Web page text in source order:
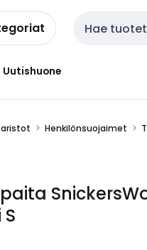
Haku
Uutishuone
Henkilönsuojaimet